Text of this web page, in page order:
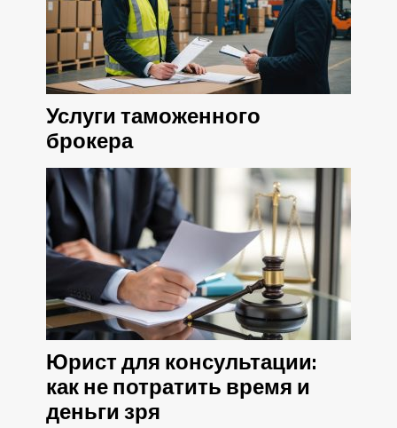
Услуги таможенного
брокера
Юрист для консультации:
как не потратить время и
деньги зря